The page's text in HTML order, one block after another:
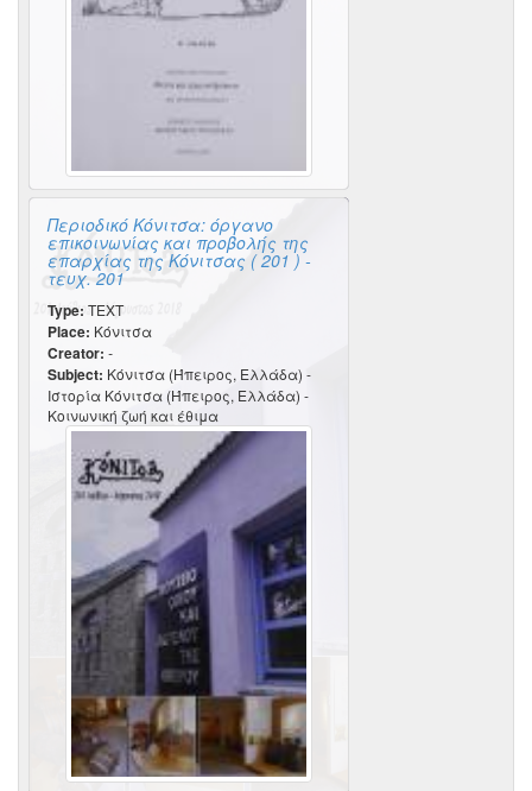
Περιοδικό Κόνιτσα: όργανο
επικοινωνίας και προβολής της
επαρχίας της Κόνιτσας ( 201 ) -
τευχ. 201
Type: TEXT
Place: Κόνιτσα
Creator: -
Subject: Κόνιτσα (Ήπειρος, Ελλάδα) -
Ιστορία Κόνιτσα (Ήπειρος, Ελλάδα) -
Κοινωνική ζωή και έθιμα